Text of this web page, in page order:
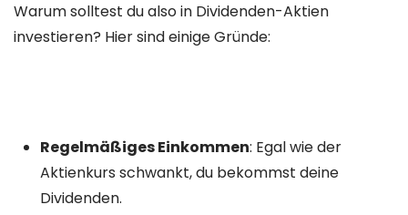
Warum solltest du also in Dividenden-Aktien
investieren? Hier sind einige Gründe:
Regelmäßiges Einkommen: Egal wie der
Aktienkurs schwankt, du bekommst deine
Dividenden.